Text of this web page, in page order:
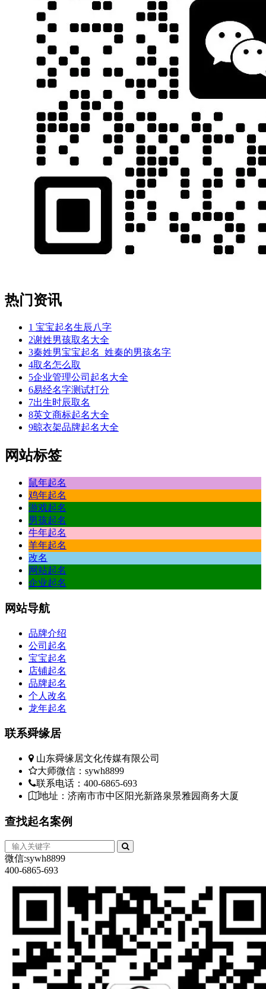
热门资讯
1 宝宝起名生辰八字
2谢姓男孩取名大全
3秦姓男宝宝起名_姓秦的男孩名字
4取名怎么取
5企业管理公司起名大全
6易经名字测试打分
7出生时辰取名
8英文商标起名大全
9晾衣架品牌起名大全
网站标签
鼠年起名
鸡年起名
游戏起名
男孩起名
牛年起名
羊年起名
改名
网站起名
企业起名
网站导航
品牌介绍
公司起名
宝宝起名
店铺起名
品牌起名
个人改名
龙年起名
联系舜缘居
山东舜缘居文化传媒有限公司
大师微信：sywh8899
联系电话：400-6865-693
地址：济南市市中区阳光新路泉景雅园商务大厦
查找起名案例
微信:sywh8899
400-6865-693